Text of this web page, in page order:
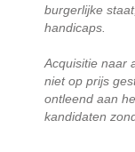
burgerlijke
handicaps.
Acquisitie naar
niet op prijs
ontleend aan
kandidaten